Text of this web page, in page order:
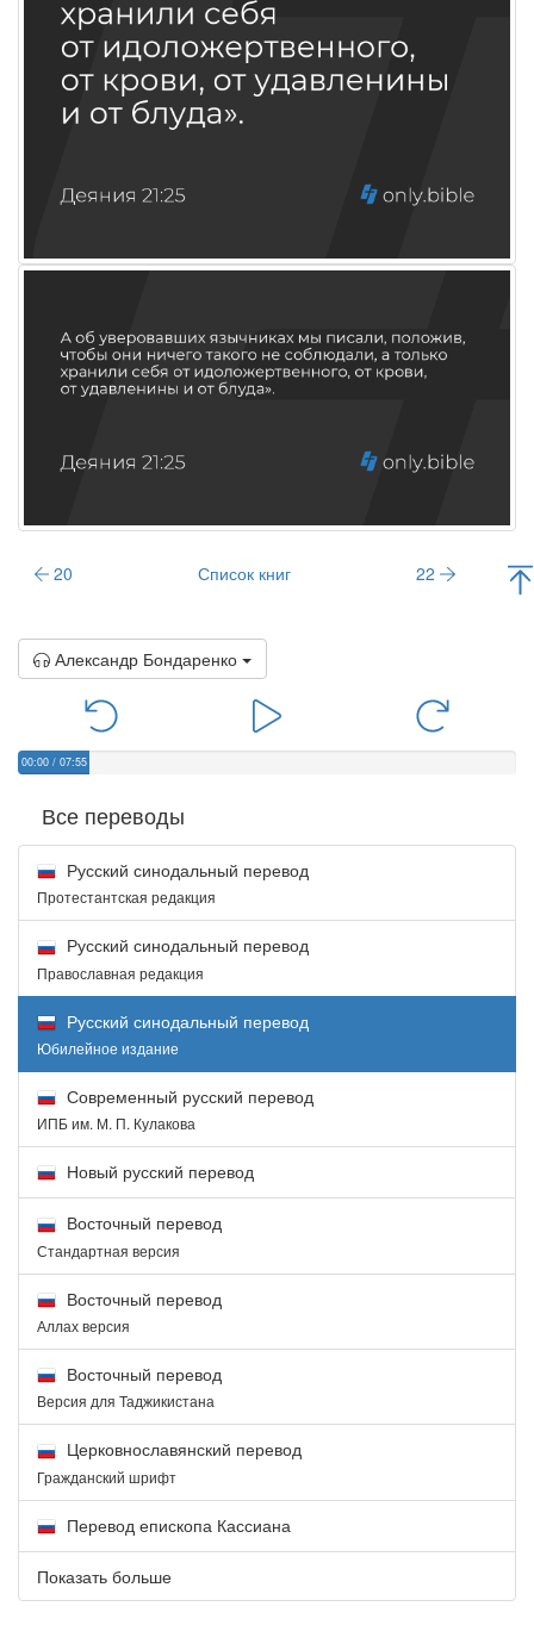
20 Список книг 22
Александр Бондаренко
00:00 / 07:55
Все переводы
Русский синодальный перевод
Протестантская редакция
Русский синодальный перевод
Православная редакция
Русский синодальный перевод
Юбилейное издание
Современный русский перевод
ИПБ им. М. П. Кулакова
Новый русский перевод
Восточный перевод
Стандартная версия
Восточный перевод
Аллах версия
Восточный перевод
Версия для Таджикистана
Церковнославянский перевод
Гражданский шрифт
Перевод епископа Кассиана
Показать больше